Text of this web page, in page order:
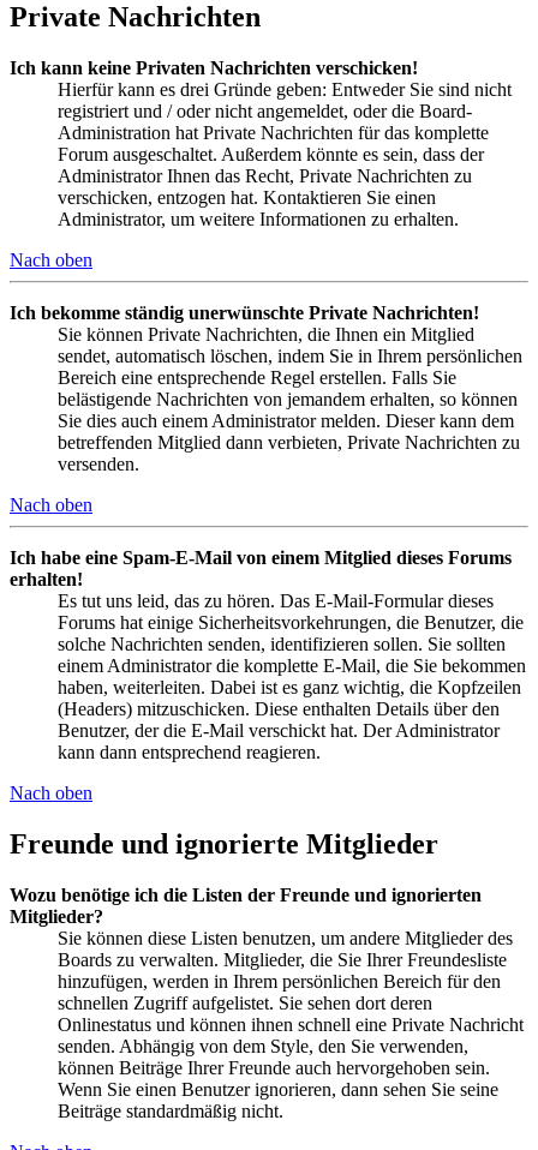
Private Nachrichten
Ich kann keine Privaten Nachrichten verschicken!
Hierfür kann es drei Gründe geben: Entweder Sie sind nicht
registriert und / oder nicht angemeldet, oder die Board-
Administration hat Private Nachrichten für das komplette
Forum ausgeschaltet. Außerdem könnte es sein, dass der
Administrator Ihnen das Recht, Private Nachrichten zu
verschicken, entzogen hat. Kontaktieren Sie einen
Administrator, um weitere Informationen zu erhalten.
Nach oben
Ich bekomme ständig unerwünschte Private Nachrichten!
Sie können Private Nachrichten, die Ihnen ein Mitglied
sendet, automatisch löschen, indem Sie in Ihrem persönlichen
Bereich eine entsprechende Regel erstellen. Falls Sie
belästigende Nachrichten von jemandem erhalten, so können
Sie dies auch einem Administrator melden. Dieser kann dem
betreffenden Mitglied dann verbieten, Private Nachrichten zu
versenden.
Nach oben
Ich habe eine Spam-E-Mail von einem Mitglied dieses Forums
erhalten!
Es tut uns leid, das zu hören. Das E-Mail-Formular dieses
Forums hat einige Sicherheitsvorkehrungen, die Benutzer, die
solche Nachrichten senden, identifizieren sollen. Sie sollten
einem Administrator die komplette E-Mail, die Sie bekommen
haben, weiterleiten. Dabei ist es ganz wichtig, die Kopfzeilen
(Headers) mitzuschicken. Diese enthalten Details über den
Benutzer, der die E-Mail verschickt hat. Der Administrator
kann dann entsprechend reagieren.
Nach oben
Freunde und ignorierte Mitglieder
Wozu benötige ich die Listen der Freunde und ignorierten
Mitglieder?
Sie können diese Listen benutzen, um andere Mitglieder des
Boards zu verwalten. Mitglieder, die Sie Ihrer Freundesliste
hinzufügen, werden in Ihrem persönlichen Bereich für den
schnellen Zugriff aufgelistet. Sie sehen dort deren
Onlinestatus und können ihnen schnell eine Private Nachricht
senden. Abhängig von dem Style, den Sie verwenden,
können Beiträge Ihrer Freunde auch hervorgehoben sein.
Wenn Sie einen Benutzer ignorieren, dann sehen Sie seine
Beiträge standardmäßig nicht.